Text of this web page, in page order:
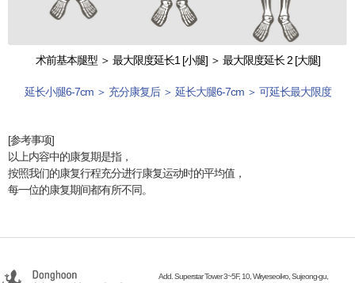
术前基本腿型 ＞ 最大限度延长1 [小腿] ＞ 最大限度延长 2 [大腿]
延长小腿6-7cm ＞ 充分康复后 ＞ 延长大腿6-7cm ＞ 可延长最大限度
[参考事项]
以上内容中的康复期是指，
按照我们的康复行程充分进行康复运动时的平均值，
每一位的康复期间都有所不同。
Add. Superstar Tower 3~5F, 10, Wiryeseoil-ro, Sujeong-gu,